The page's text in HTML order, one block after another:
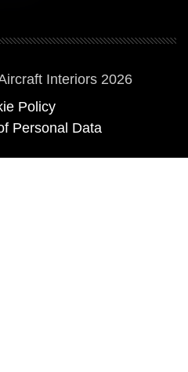
Interiors 2026
Policy
Personal Data